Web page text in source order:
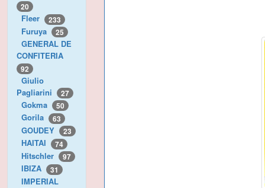
20
Fleer 233
Furuya 25
GENERAL DE
CONFITERIA
92
Giulio
Pagliarini
27
Gokma 50
Gorila 63
GOUDEY 23
HAITAI 74
Hitschler 97
IBIZA 31
IMPERIAL